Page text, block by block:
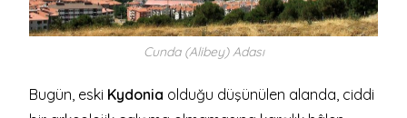
Cunda (Alibey) Adası
Bugün, eski Kydonia olduğu düşünülen alanda, ciddi